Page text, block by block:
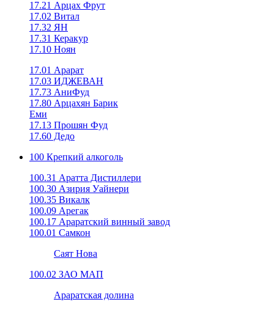
17.21 Арцах Фрут
17.02 Витал
17.32 ЯН
17.31 Керакур
17.10 Ноян
17.01 Арарат
17.03 ИДЖЕВАН
17.73 АниФуд
17.80 Арцахян Барик
Еми
17.13 Прошян Фуд
17.60 Дедо
100 Крепкий алкоголь
100.31 Аратта Дистиллери
100.30 Азирия Уайнери
100.35 Викалк
100.09 Арегак
100.17 Араратский винный завод
100.01 Самкон
Саят Нова
100.02 ЗАО МАП
Араратская долина